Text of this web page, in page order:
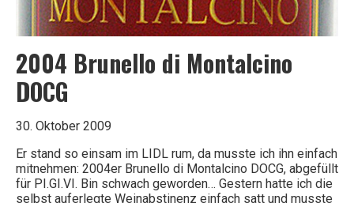
2004 Brunello di Montalcino
DOCG
30. Oktober 2009
Er stand so einsam im LIDL rum, da musste ich ihn einfach
mitnehmen: 2004er Brunello di Montalcino DOCG, abgefüllt
für PI.GI.VI. Bin schwach geworden… Gestern hatte ich die
selbst auferlegte Weinabstinenz einfach satt und musste